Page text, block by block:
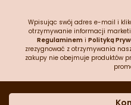
Wpisując swój adres e-mail i
otrzymywanie informacji
Regulaminem i Polityką
zrezygnować z otrzymywania
zakupy nie obejmuje produktów